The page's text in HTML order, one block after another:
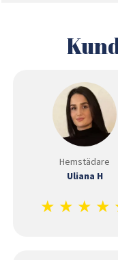
Hemstädare
Uliana H
★ ★ ★ ★